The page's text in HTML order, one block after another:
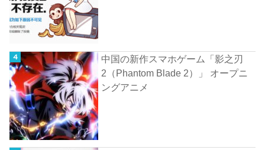
中国の新作スマホゲーム「影之刃
2（Phantom Blade 2）」 オープニ
ングアニメ